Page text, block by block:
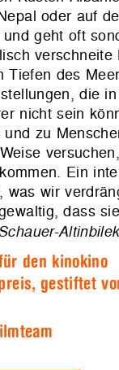
oder auf
geht oft
verschneite
Tiefen des
die
nicht sein
zu
Ein
was wir
dass
Altinbilek
den kinokino
gestiftet